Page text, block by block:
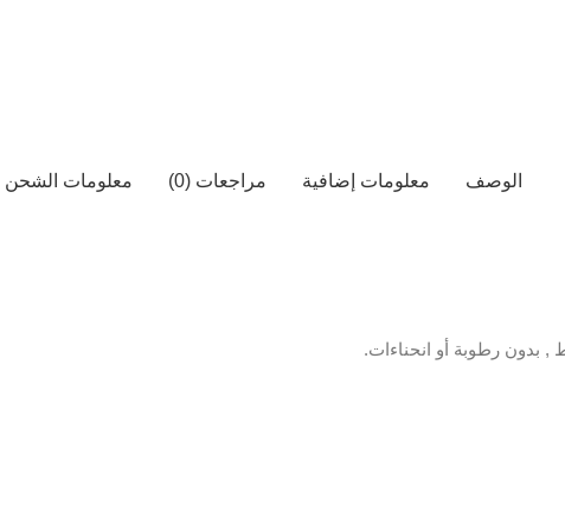
الوصف معلومات إضافية مراجعات (0) معلومات الشحن
بدون رطوبة أو انحناءات.